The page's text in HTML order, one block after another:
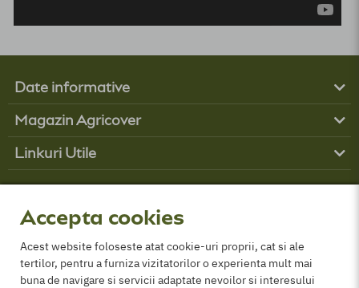
Date informative
Produse
Boli
Buruieni
Dăunători
Parteneri
Magazin Agricover
Contul tău
Contact
Cum comand?
Linkuri Utile
Obține finanțare
GDPR
Politica de cookies
Termeni și conditii
ANPC
Certificat comercializare PPP
Accepta cookies
Acest website foloseste atat cookie-uri proprii, cat si ale
tertilor, pentru a furniza vizitatorilor o experienta mult mai
buna de navigare si servicii adaptate nevoilor si interesului